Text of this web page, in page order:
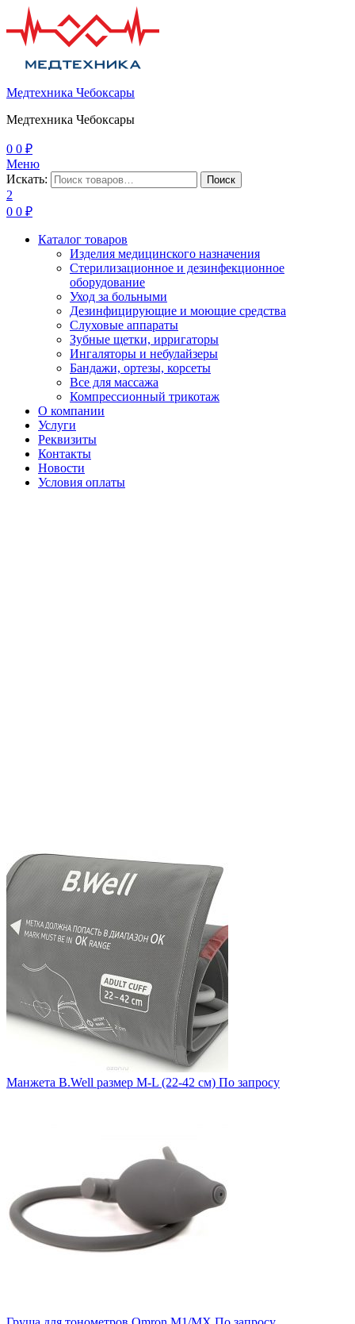
Медтехника Чебоксары
Медтехника Чебоксары
0 0 ₽
Меню
Искать:
Поиск
2
0 0 ₽
Каталог товаров
Изделия медицинского назначения
Стерилизационное и дезинфекционное
оборудование
Уход за больными
Дезинфицирующие и моющие средства
Слуховые аппараты
Зубные щетки, ирригаторы
Ингаляторы и небулайзеры
Бандажи, ортезы, корсеты
Все для массажа
Компрессионный трикотаж
О компании
Услуги
Реквизиты
Контакты
Новости
Условия оплаты
Манжета B.Well размер M-L (22-42 см) По запросу